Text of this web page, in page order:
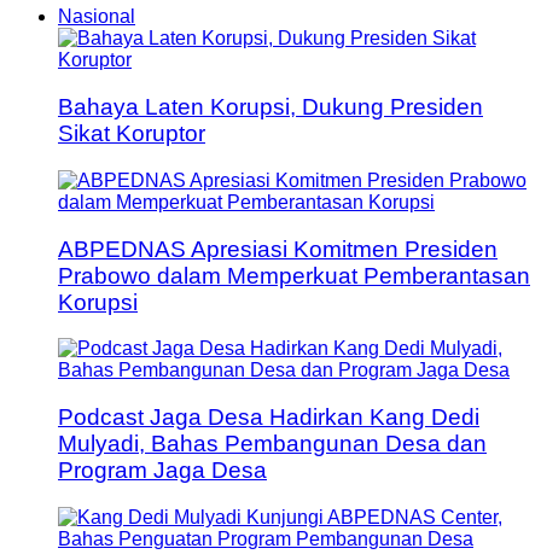
Nasional
Bahaya Laten Korupsi, Dukung Presiden
Sikat Koruptor
ABPEDNAS Apresiasi Komitmen Presiden
Prabowo dalam Memperkuat Pemberantasan
Korupsi
Podcast Jaga Desa Hadirkan Kang Dedi
Mulyadi, Bahas Pembangunan Desa dan
Program Jaga Desa